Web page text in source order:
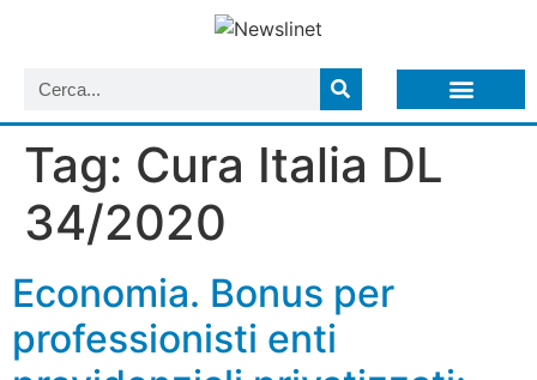
Tag: Cura Italia DL
34/2020
Economia. Bonus per
professionisti enti